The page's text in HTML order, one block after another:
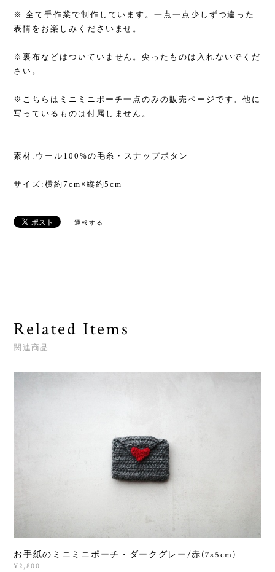
※ 全て手作業で制作しています。一点一点少しずつ違った
表情をお楽しみくださいませ。
※裏布などはついていません。尖ったものは入れないでくだ
さい。
※こちらはミニミニポーチ一点のみの販売ページです。他に
写っているものは付属しません。
素材:ウール100%の毛糸・スナップボタン
サイズ:横約7cm×縦約5cm
通報する
Related Items
関連商品
お手紙のミニミニポーチ・ダークグレー/赤(7×5cm)
¥2,800